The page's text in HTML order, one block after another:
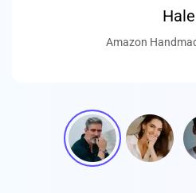
Hale
Amazon